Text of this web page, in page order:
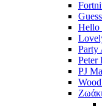
Hello
Party
Peter
PJ